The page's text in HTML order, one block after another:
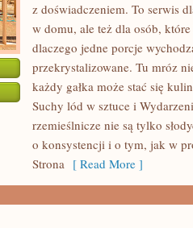
z doświadczeniem. To serwis
w domu, ale też dla osób,
dlaczego jedne porcje
przekrystalizowane. Tu mróz
każdy gałka może stać się
Suchy lód w sztuce i
rzemieślnicze nie są tylko
o konsystencji i o tym, jak w
Strona [ Read More ]